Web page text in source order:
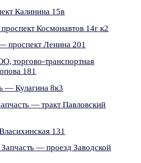
Калинина 15в
Космонавтов 14г к2
проспект Ленина 201
торгово-транспортная
181
— Кулагина 8к3
— тракт Павловский
131
— проезд Заводской